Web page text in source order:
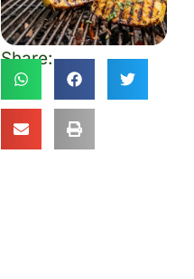
Share: